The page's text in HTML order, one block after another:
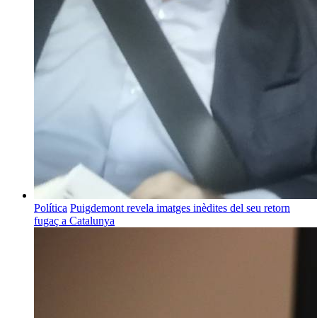
Política Puigdemont revela imatges inèdites del seu retorn
fugaç a Catalunya